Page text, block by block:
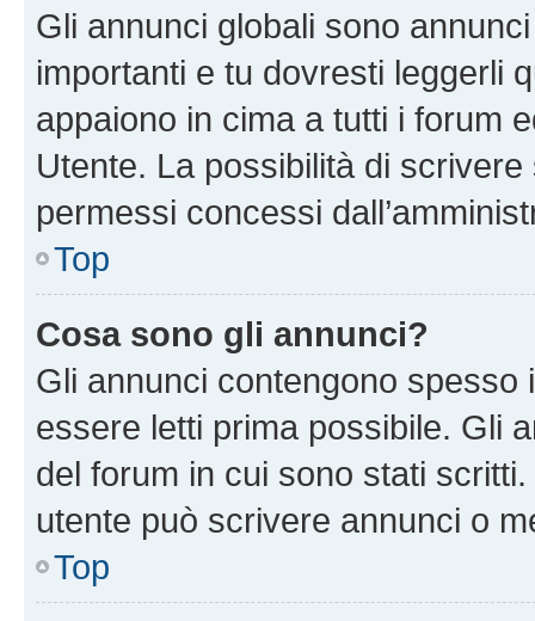
Gli annunci globali sono
importanti e tu dovresti leggerli
appaiono in cima a tutti i forum
Utente. La possibilità di
permessi concessi
Top
Cosa sono gli annunci?
Gli annunci contengono
essere letti prima possibile. Gli
del forum in cui sono stati
utente può scrivere annunci o
Top